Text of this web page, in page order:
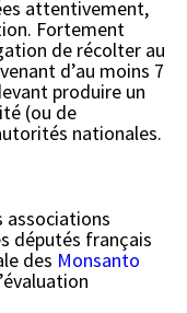
attentivement,
Fortement
de récolter au
d’au moins 7
produire un
(ou de
nationales.
associations
députés français
des Monsanto